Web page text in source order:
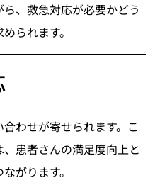
、救急対応が必要かどう
られます。
わせが寄せられます。こ
患者さんの満足度向上と
がります。